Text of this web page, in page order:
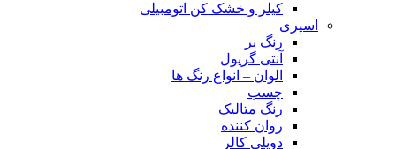
کیلر و خشک کن اتومبیلی
اسپری
رنگ بر
آنتی گریول
الوان – انواع رنگ ها
چسب
رنگ متالیک
روان کننده
دوپلی کالر